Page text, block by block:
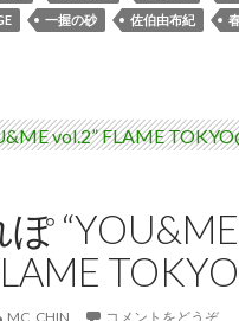
一握の砂 佐伯由布紀
“YOU&ME
MC_CHIN コメントをどうぞ